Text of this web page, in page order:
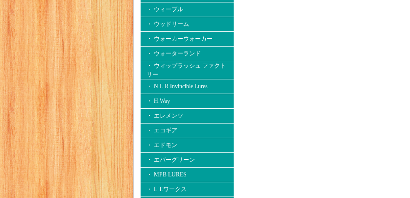
・ ウィーブル
・ ウッドリーム
・ ウォーカーウォーカー
・ ウォーターランド
・ ウィップラッシュ ファクト
リー
・ N.L.R Invincible Lures
・ H.Way
・ エレメンツ
・ エコギア
・ エドモン
・ エバーグリーン
・ MPB LURES
・ L.T.ワークス